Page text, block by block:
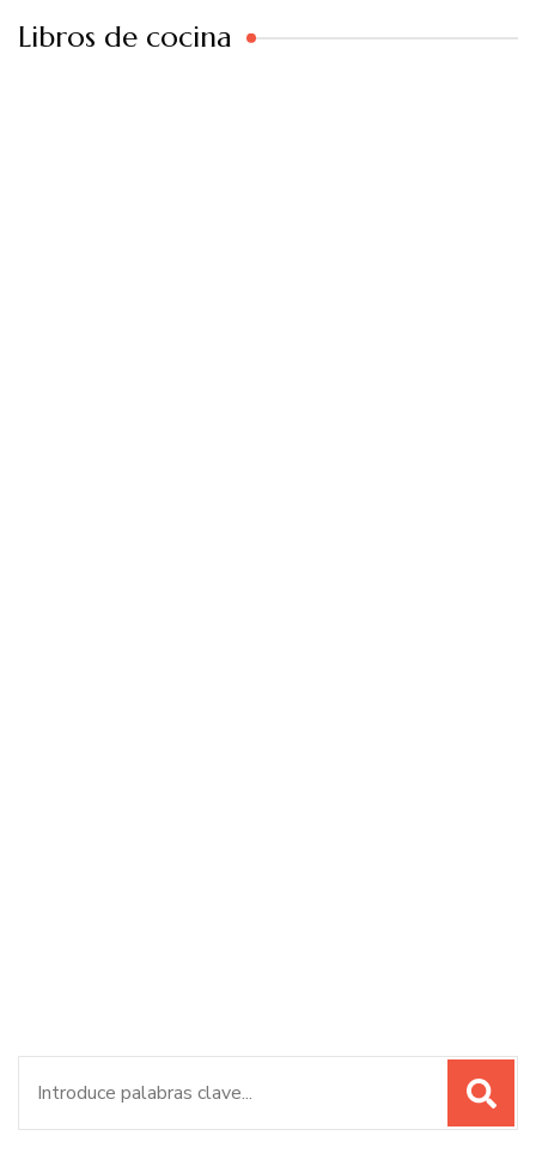
Libros de cocina